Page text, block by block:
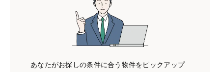
あなたがお探しの条件に合う物件をピックアップ